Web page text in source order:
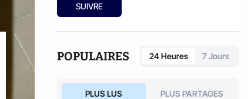
SUIVRE
POPULAIRES 24 Heures 7 Jours
PLUS LUS PLUS PARTAGES